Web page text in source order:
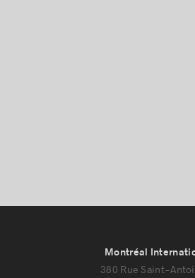
Montréal
380 Rue Saint-